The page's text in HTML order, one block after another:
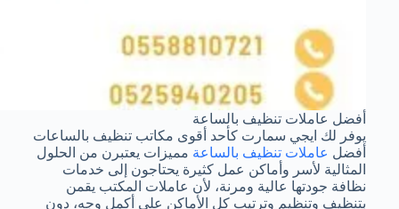
أفضل عاملات تنظيف بالساعة
يوفر لك ايجي سمارت كأحد أقوى مكاتب تنظيف بالساعات
أفضل عاملات تنظيف بالساعة مميزات يعتبرن من الحلول
المثالية لأسر وأماكن عمل كثيرة يحتاجون إلى خدمات
نظافة جودتها عالية ومرنة، لأن عاملات المكتب يقمن
بتنظيف وتنظيم وترتيب كل الأماكن على أكمل وجه، دون